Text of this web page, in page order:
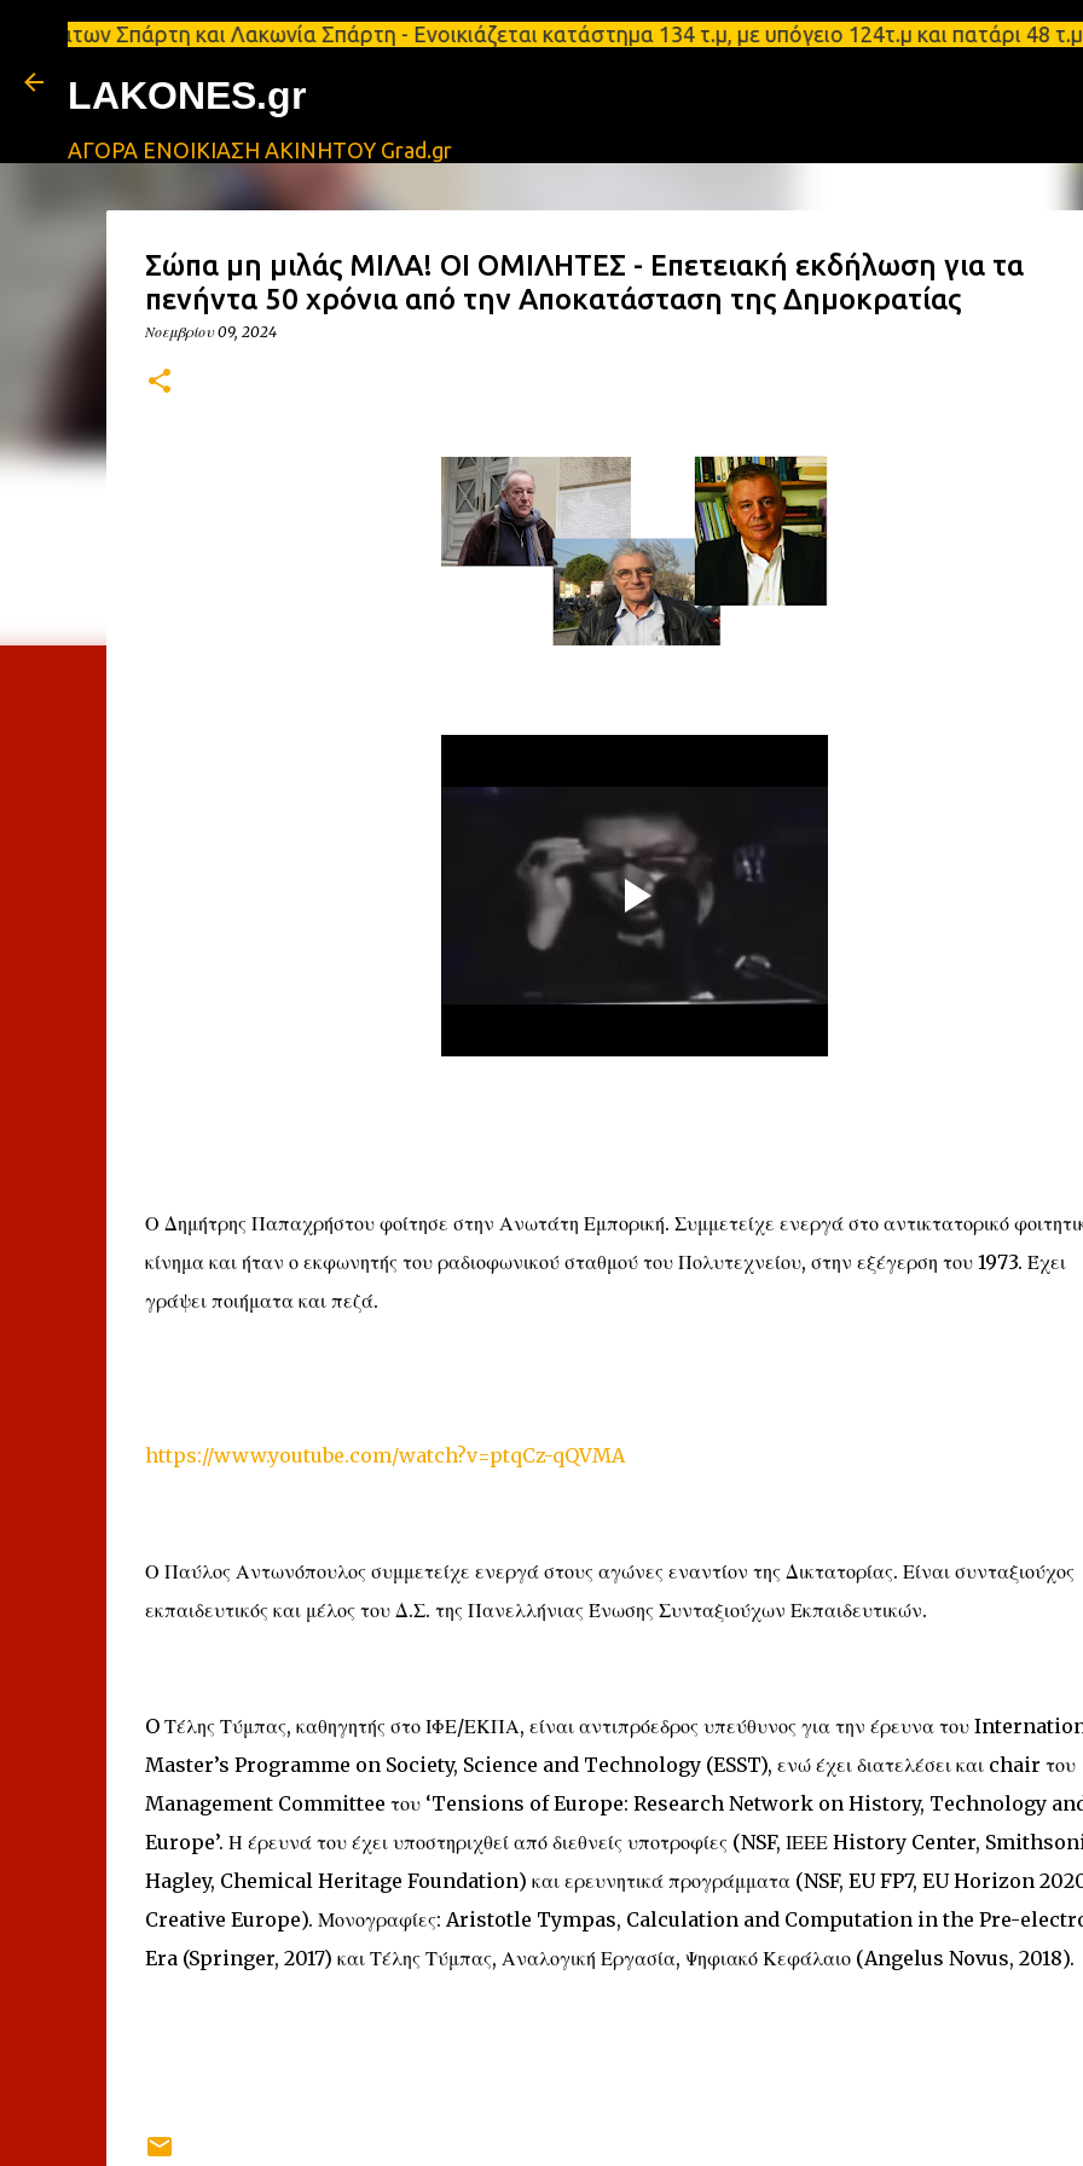
Μετάβαση στο κύριο περιεχόμενο
Σπάρτη και Λακωνία Σπάρτη - Ενοικιάζεται κατάστημα 134 τ.μ, με υπόγειο 124τ.μ και πατάρι 48
LAKONES.gr
ΑΓΟΡΑ ΕΝΟΙΚΙΑΣΗ ΑΚΙΝΗΤΟΥ Grad.gr
Σώπα μη μιλάς ΜΙΛΑ! ΟΙ ΟΜΙΛΗΤΕΣ - Επετειακή εκδήλωση για τα
πενήντα 50 χρόνια από την Αποκατάσταση της Δημοκρατίας
Νοεμβρίου 09, 2024
Ο Δημήτρης Παπαχρήστου φοίτησε στην Ανωτάτη Εμπορική. Συμμετείχε ενεργά στο αντικτατορικό
κίνημα και ήταν ο εκφωνητής του ραδιοφωνικού σταθμού του Πολυτεχνείου, στην εξέγερση του 1973. Έχει
γράψει ποιήματα και πεζά.
https://www.youtube.com/watch?v=ptqCz-qQVMA
Ο Παύλος Αντωνόπουλος συμμετείχε ενεργά στους αγώνες εναντίον της Δικτατορίας. Είναι συνταξιούχος
εκπαιδευτικός και μέλος του Δ.Σ. της Πανελλήνιας Ένωσης Συνταξιούχων Εκπαιδευτικών.
O Τέλης Τύμπας, καθηγητής στο ΙΦΕ/ΕΚΠΑ, είναι αντιπρόεδρος υπεύθυνος για την έρευνα του
Master’s Programme on Society, Science and Technology (ESST), ενώ έχει διατελέσει και chair του
Management Committee του ‘Tensions of Europe: Research Network on History, Technology
Europe’. Η έρευνά του έχει υποστηριχθεί από διεθνείς υποτροφίες (NSF, ΙΕΕΕ History Center,
Hagley, Chemical Heritage Foundation) και ερευνητικά προγράμματα (NSF, EU FP7, EU Horizon
Creative Europe). Μονογραφίες: Aristotle Tympas, Calculation and Computation in the Pre-
Era (Springer, 2017) και Τέλης Τύμπας, Αναλογική Εργασία, Ψηφιακό Κεφάλαιο (Angelus Novus, 2018).